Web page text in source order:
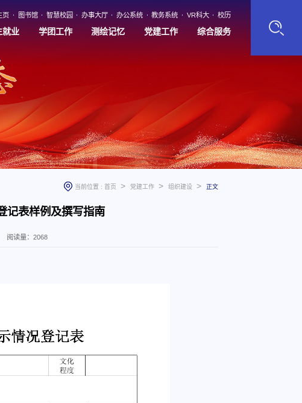
页 图书馆 智慧校园 办事大厅 办公系统 教务系统 VR科大 校历
就业 学团工作 测绘记忆 党建工作 综合服务
当前位置 : 首页 > 党建工作 > 组织建设 > 正文
记表样例及撰写指南
阅读量： 2068